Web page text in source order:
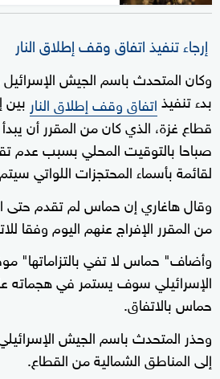
إرجاء تنفيذ اتفاق وقف إطلاق النار
وكان المتحدث باسم الجيش الإسرائيل
بدء تنفيذاتفاق وقف إطلاق النار
قطاع غزة، الذي كان من المقرر أن
صباحا بالتوقيت المحلي بسبب عدم
لقائمة بأسماء المحتجزات اللواتي
من المقرر الإفراج عنهم اليوم وفقا
وأضاف" حماس لا تفي بالتزاماتها"
الإسرائيلي سوف يستمر في هجماته
حماس بالاتفاق.
وحذر المتحدث باسم الجيش
إلى المناطق الشمالية من القطاع.